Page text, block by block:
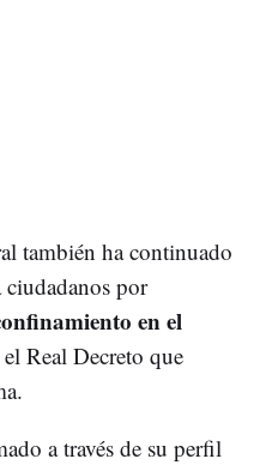
también ha continuado
ciudadanos por
en el
Real Decreto que
a través de su perfil